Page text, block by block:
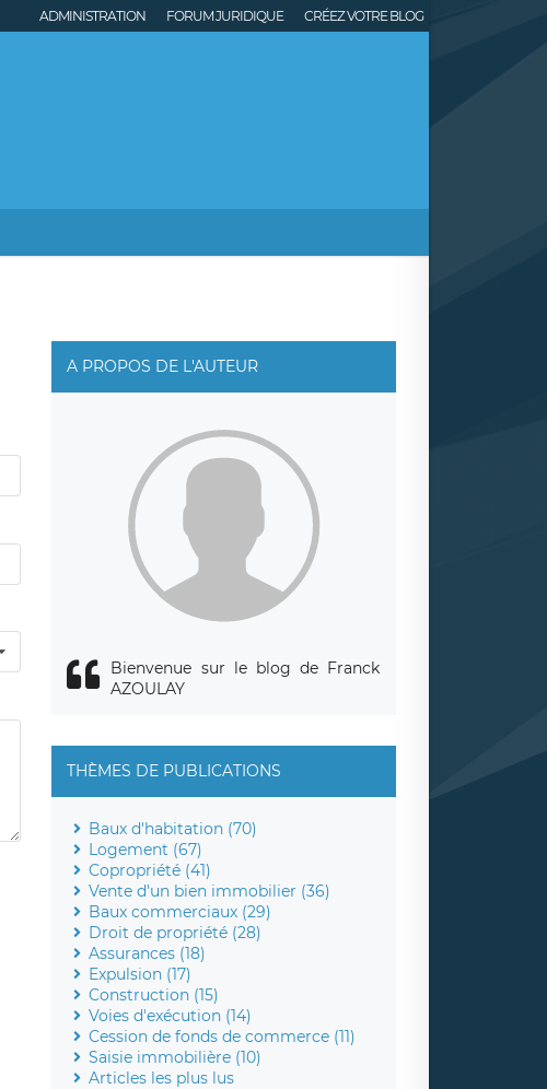
ADMINISTRATION FORUM JURIDIQUE CRÉEZ VOTRE BLOG
A PROPOS DE L'AUTEUR
Bienvenue sur le blog de Franck
AZOULAY
THÈMES DE PUBLICATIONS
Baux d'habitation (70)
Logement (67)
Copropriété (41)
Vente d'un bien immobilier (36)
Baux commerciaux (29)
Droit de propriété (28)
Assurances (18)
Expulsion (17)
Construction (15)
Voies d'exécution (14)
Cession de fonds de commerce (11)
Saisie immobilière (10)
Articles les plus lus